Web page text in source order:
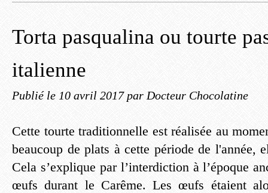
Torta pasqualina ou tourte
italienne
Publié le 10 avril 2017 par Docteur Chocolatine
Cette tourte traditionnelle est réalisée au
beaucoup de plats à cette période de l'année,
Cela s’explique par l’interdiction à l’époque
œufs durant le Carême. Les œufs étaient